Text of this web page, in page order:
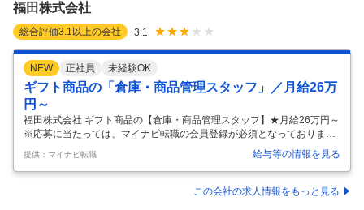
4
人事・評価制度
5件
入社理由・入社後ギャップ
11件
企業の選考に関するクチコミ
0件 0件
福田株式会社
総合評価3.1 以上の会社 3.1
NEW 正社員 未経験OK
ギフト商品の「倉庫・商品管理スタッフ」／月給26万
円～
福田株式会社 ギフト商品の【倉庫・商品管理スタッフ】★月給26万円～
※応募に当たっては、マイナビ転職の会員登録が必須となっておりま
す。 詳細な応募方法は下記【応募方法】をご確認くださいませ。 【仕事
内容】 ギフト商品(雑貨、食品など)の入出庫や梱包、近隣エリアのルー
ト配送、商品管理など「倉庫管理業務」をお任せ。重い荷物は無く夜間
作業もありません。商品の在庫管理・ピッキング 出荷準備・梱包 近郊エ
提供：マイナビ転職 給与等の情報を見る
この会社の求人情報をもっと見る